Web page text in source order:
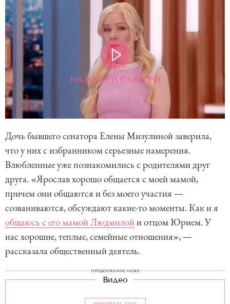
НАЖМИ И СМОТРИ
Дочь бывшего сенатора Елены Мизулиной заверила,
что у них с избранником серьезные намерения.
Влюбленные уже познакомились с родителями друг
друга. «Ярослав хорошо общается с моей мамой,
причем они общаются и без моего участия —
созваниваются, обсуждают какие-то моменты. Как и я
общаюсь с его мамой Людмилойи отцом Юрием. У
нас хорошие, теплые, семейные отношения», —
рассказала общественный деятель.
ПРОДОЛЖЕНИЕ НИЖЕ
Видео